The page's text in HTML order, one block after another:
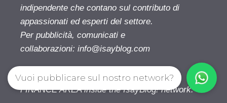
indipendente che contano sul contributo di
appassionati ed esperti del settore.
Per pubblicità, comunicati e
collaborazioni: info@isayblog.com
finanzalive.com is part of the BUSINESS
FINANCE AREA inside the IsayBlog! network.
Vuoi pubblicare sul nostro network?